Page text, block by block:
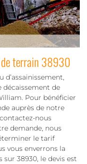
terrain 38930
décaissement de
Pour bénéficier
auprès de notre
nous
demande, nous
le tarif
vous enverrons la
sur 38930, le devis est